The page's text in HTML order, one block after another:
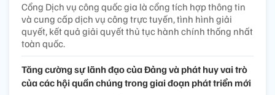
Cổng Dịch vụ công quốc gia là cổng tích hợp thông tin
và cung cấp dịch vụ công trực tuyến, tình hình giải
quyết, kết quả giải quyết thủ tục hành chính thống nhất
toàn quốc.
Tăng cường sự lãnh đạo của Đảng và phát huy vai trò
của các hội quần chúng trong giai đoạn phát triển mới